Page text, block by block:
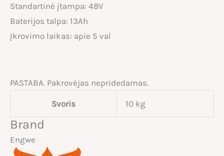
Standartinė įtampa: 48V
Baterijos talpa: 13Ah
Įkrovimo laikas: apie 5 val
PASTABA. Pakrovėjas nepridedamas.
Svoris 10 kg
Brand
Engwe